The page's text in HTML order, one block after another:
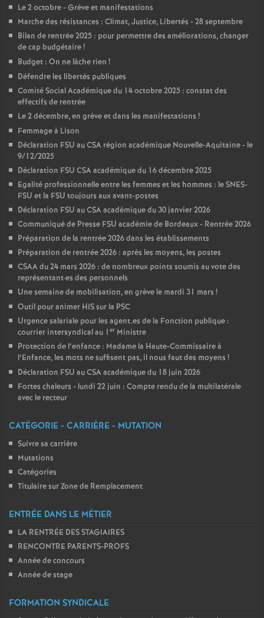
Le 2 octobre - Grève et manifestations
Marche des résistances : Climat, Justice, Libertés - 28 septembre
Bilan de rentrée 2025 : pour permettre des améliorations, changer
de cap budgétaire!
Budget : On ne lâche rien !
Défendre les libertés publiques
Comité Social Académique du 14 octobre 2025 : constat des
effectifs de rentrée
Le 2 décembre, en grève et dans les manifestations !
Femmage à Lison
Déclaration FSU au CSA région académique Nouvelle-Aquitaine - le
9/12/2025
Déclaration FSU CSA académique du 16 décembre 2025
Egalité professionnelle entre les femmes et les hommes : le SNES-
FSU et la FSU toujours aux avant-postes
Déclaration FSU au CSA académique du 30 janvier 2026
Communiqué de Presse FSU académie de Bordeaux - Rentrée 2026
Préparation de la rentrée 2026 dans les établissements
Préparation de rentrée 2026 : après les moyens, les postes
CSAA du 24 mars 2026 : de nombreux points soumis au vote des
représentant·es des personnels
Une semaine de mobilisation, en grève le mardi 31 mars !
Outil pour animer HIS sur la PSC
Urgence salariale pour les agent.es de la Fonction publique :
courrier intersyndical au 1 er Ministre
Protection de l’enfance : Madame la Haute-Commissaire à
l’Enfance, les mots ne suffisent pas, il nous faut des moyens !
Déclaration FSU au CSA académique du 18 juin 2026
Fortes chaleurs - lundi 22 juin : Compte rendu de la multilatérale
avec le recteur
CATÉGORIE - CARRIÈRE - MUTATION
Suivre sa carrière
Mutations
Catégories
Titulaire sur Zone de Remplacement
ENTRÉE DANS LE MÉTIER
LA RENTRÉE DES STAGIAIRES
RENCONTRE PARENTS-PROFS
Année de concours
Année de stage
FORMATION SYNDICALE